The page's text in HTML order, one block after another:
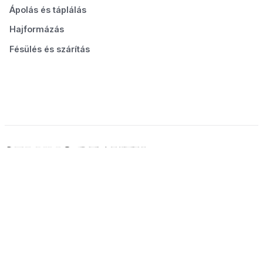
Ápolás és táplálás
Hajformázás
Fésülés és szárítás